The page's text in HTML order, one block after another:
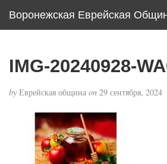
Воронежская Еврейская
IMG-20240928-
by Еврейская община on 29 сентября, 2024